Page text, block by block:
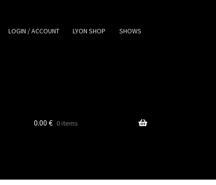
LOGIN / ACCOUNT LYON SHOP SHOWS
0.00 € 0 items